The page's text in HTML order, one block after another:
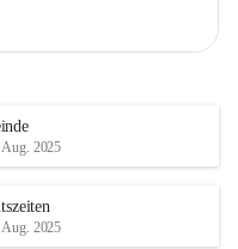
Aug. 2025
Aug. 2025